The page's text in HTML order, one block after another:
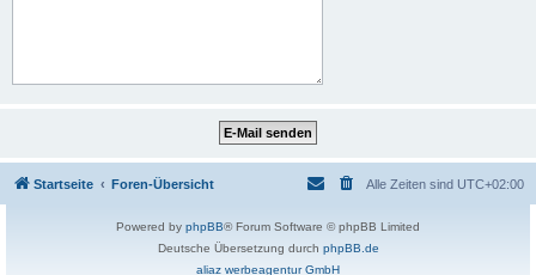
Startseite Foren-Übersicht Alle Zeiten sind UTC+02:00
Powered by phpBB® Forum Software © phpBB Limited
Deutsche Übersetzung durch phpBB.de
aliaz werbeagentur GmbH